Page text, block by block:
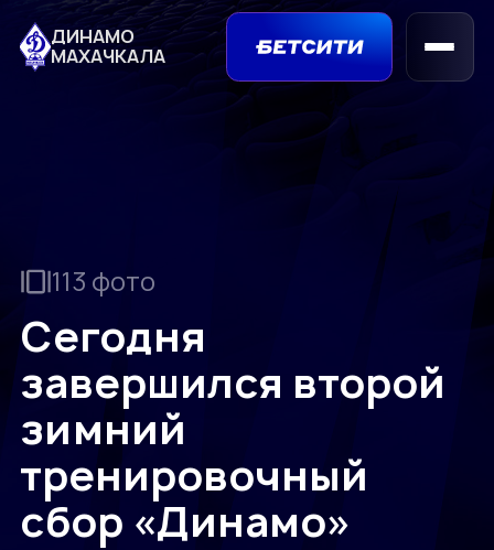
ДИНАМО
МАХАЧКАЛА
113 фото
Сегодня
завершился второй
зимний
тренировочный
сбор «Динамо»